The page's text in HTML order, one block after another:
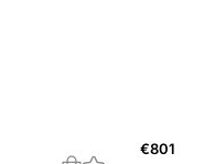
€801